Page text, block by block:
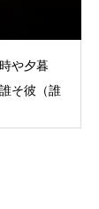
や夕暮
そ彼（誰